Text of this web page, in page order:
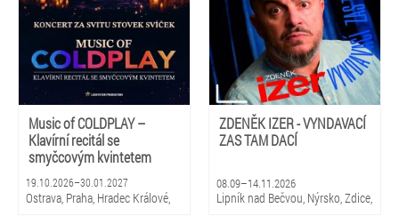
Music of COLDPLAY –
Klavírní recitál se
smyčcovým kvintetem
19.10.2026–30.01.2027
Ostrava, Praha, Hradec Králové,
ZDENĚK IZER - VYNDAVACÍ
ZAS TAM DACÍ
08.09–14.11.2026
Lipník nad Bečvou, Nýrsko, Zdice,